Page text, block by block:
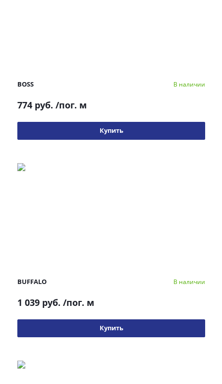
BOSS В наличии
774 руб. /пог. м
Купить
BUFFALO В наличии
1 039 руб. /пог. м
Купить